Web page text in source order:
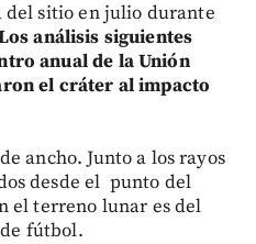
del sitio en julio durante
análisis siguientes
anual de la Unión
el cráter al impacto
ancho. Junto a los rayos
desde el punto del
el terreno lunar es del
fútbol.